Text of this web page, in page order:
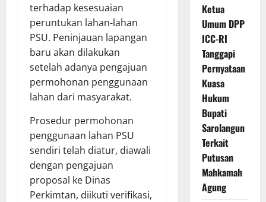
terhadap kesesuaian
peruntukan lahan-lahan
PSU. Peninjauan lapangan
baru akan dilakukan
setelah adanya pengajuan
permohonan penggunaan
lahan dari masyarakat.
Prosedur permohonan
penggunaan lahan PSU
sendiri telah diatur, diawali
dengan pengajuan
proposal ke Dinas
Perkimtan, diikuti verifikasi,
Ketua
Umum DPP
ICC-RI
Tanggapi
Pernyataan
Kuasa
Hukum
Bupati
Sarolangun
Terkait
Putusan
Mahkamah
Agung